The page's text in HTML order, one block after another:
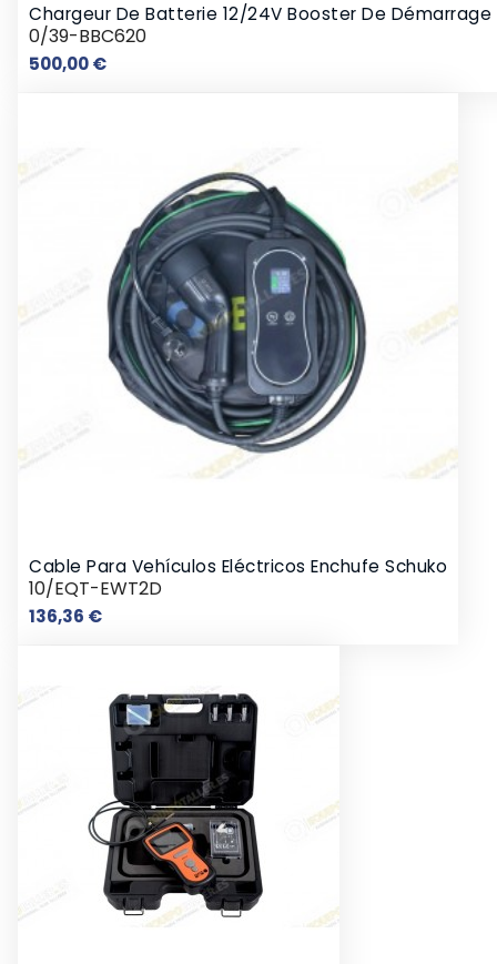
Chargeur De Batterie 12/24V Booster De Démarrage
0/39-BBC620
500,00 €Prix
Cable Para Vehículos Eléctricos Enchufe Schuko
10/EQT-EWT2D
136,36 €Prix